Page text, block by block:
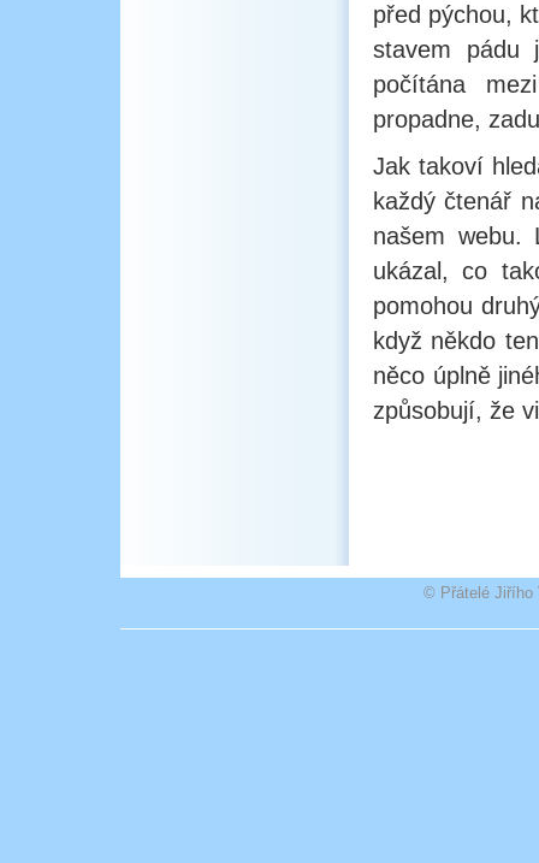
před pýchou,
stavem pádu
počítána
propadne,
Jak takoví
každý čtenář
našem webu.
ukázal, co
pomohou
když někdo
něco úplně
způsobují, že
© Přátelé